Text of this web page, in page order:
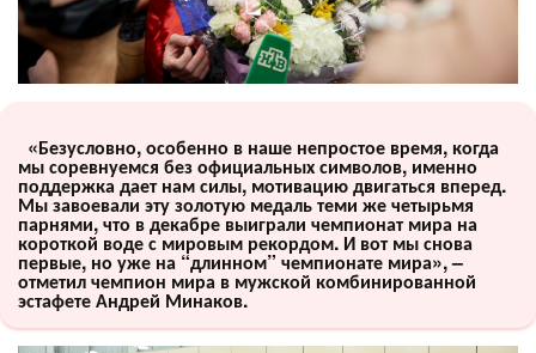
«Безусловно, особенно в наше непростое время, когда
мы соревнуемся без официальных символов, именно
поддержка дает нам силы, мотивацию двигаться вперед.
Мы завоевали эту золотую медаль теми же четырьмя
парнями, что в декабре выиграли чемпионат мира на
короткой воде с мировым рекордом. И вот мы снова
первые, но уже на “длинном” чемпионате мира», –
отметил чемпион мира в мужской комбинированной
эстафете Андрей Минаков.